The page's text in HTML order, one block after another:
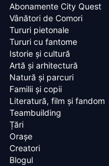
Abonamente City Quest
Vânători de Comori
Tururi pietonale
Tururi cu fantome
Istorie și cultură
Artă și arhitectură
Natură și parcuri
Familii și copii
Literatură, film și fandom
Teambuilding
Țări
Oraşe
Creatori
Blogul